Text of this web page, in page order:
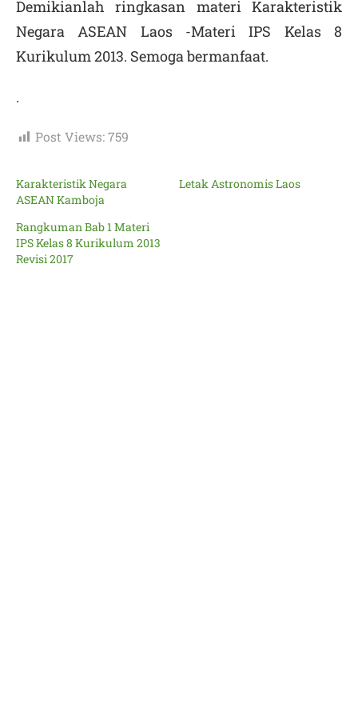
Demikianlah ringkasan materi Karakteristik
Negara ASEAN Laos -Materi IPS Kelas 8
Kurikulum 2013. Semoga bermanfaat.
.
Post Views:759
Karakteristik Negara
ASEAN Kamboja
Letak Astronomis Laos
Rangkuman Bab 1 Materi
IPS Kelas 8 Kurikulum 2013
Revisi 2017